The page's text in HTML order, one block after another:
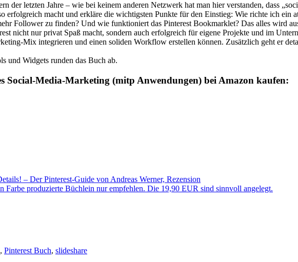
der letzten Jahre – wie bei keinem anderen Netzwerk hat man hier verstanden, dass
erfolgreich macht und erkläre die wichtigsten Punkte für den Einstieg: Wie richte ich
Follower zu finden? Und wie funktioniert das Pinterest Bookmarklet? Das alles wird
nicht nur privat Spaß macht, sondern auch erfolgreich für eigene Projekte und im
Mix integrieren und einen soliden Workflow erstellen können. Zusätzlich geht er
und Widgets runden das Buch ab.
Social-Media-Marketing (mitp Anwendungen) bei Amazon kaufen:
– Der Pinterest-Guide von Andreas Werner, Rezension
Farbe produzierte Büchlein nur empfehlen. Die 19,90 EUR sind sinnvoll angelegt.
, Pinterest Buch, slideshare